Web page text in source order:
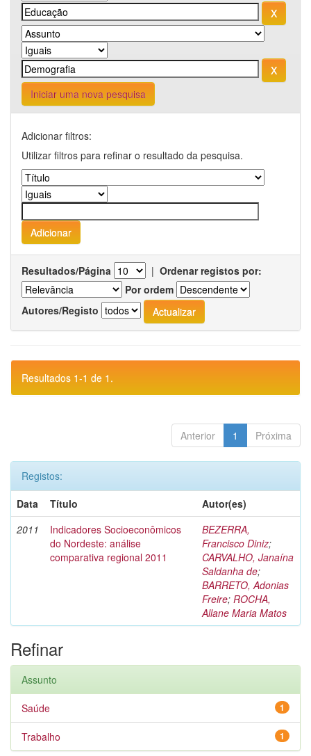
Iniciar uma nova pesquisa
Adicionar filtros:
Utilizar filtros para refinar o resultado da pesquisa.
Resultados/Página | Ordenar registos por:
Por ordem
Autores/Registo
Resultados 1-1 de 1.
Anterior 1 Próxima
Registos:
Data
Título
Autor(es)
2011
Indicadores Socioeconômicos
do Nordeste: análise
comparativa regional 2011
BEZERRA,
Francisco Diniz;
CARVALHO, Janaína
Saldanha de;
BARRETO, Adonias
Freire; ROCHA,
Allane Maria Matos
Refinar
Assunto
1
Saúde
1
Trabalho